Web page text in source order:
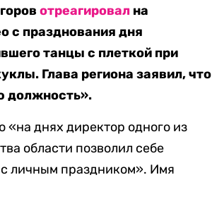
отреагировал на
с празднования дня
танцы с плеткой при
Глава региона заявил, что
должность».
«на днях директор одного из
области позволил себе
личным праздником». Имя